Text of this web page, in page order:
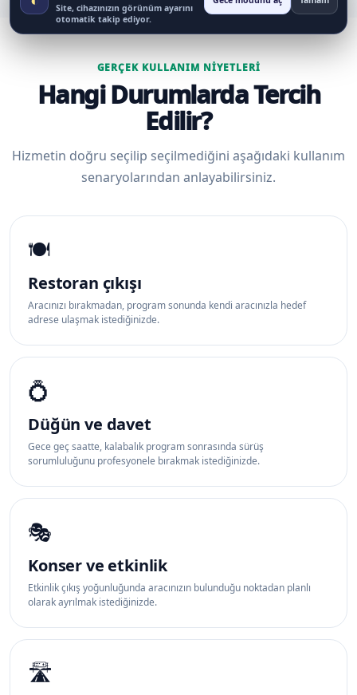
GERÇEK KULLANIM NIYETLERI
Hangi Durumlarda Tercih
Edilir?
Hizmetin doğru seçilip seçilmediğini aşağıdaki kullanım
senaryolarından anlayabilirsiniz.
🍽️
Restoran çıkışı
Aracınızı bırakmadan, program sonunda kendi aracınızla hedef
adrese ulaşmak istediğinizde.
💍
Düğün ve davet
Gece geç saatte, kalabalık program sonrasında sürüş
sorumluluğunu profesyonele bırakmak istediğinizde.
🎭
Konser ve etkinlik
Etkinlik çıkış yoğunluğunda aracınızın bulunduğu noktadan planlı
olarak ayrılmak istediğinizde.
🛣️
Site, cihazınızın görünüm ayarını
otomatik takip ediyor.